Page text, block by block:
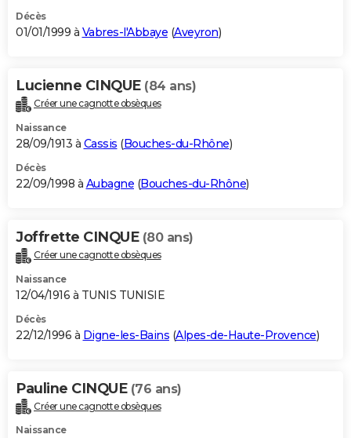
Décès
01/01/1999 à Vabres-l'Abbaye (Aveyron)
Lucienne CINQUE (84 ans)
Créer une cagnotte obsèques
Naissance
28/09/1913 à Cassis (Bouches-du-Rhône)
Décès
22/09/1998 à Aubagne (Bouches-du-Rhône)
Joffrette CINQUE (80 ans)
Créer une cagnotte obsèques
Naissance
12/04/1916 à TUNIS TUNISIE
Décès
22/12/1996 à Digne-les-Bains (Alpes-de-Haute-Provence)
Pauline CINQUE (76 ans)
Créer une cagnotte obsèques
Naissance